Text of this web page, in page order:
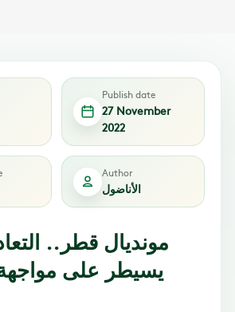
Publish date
27 November
2022
Author
الأناضول
مونديال قطر..
يسيطر على مواجهة